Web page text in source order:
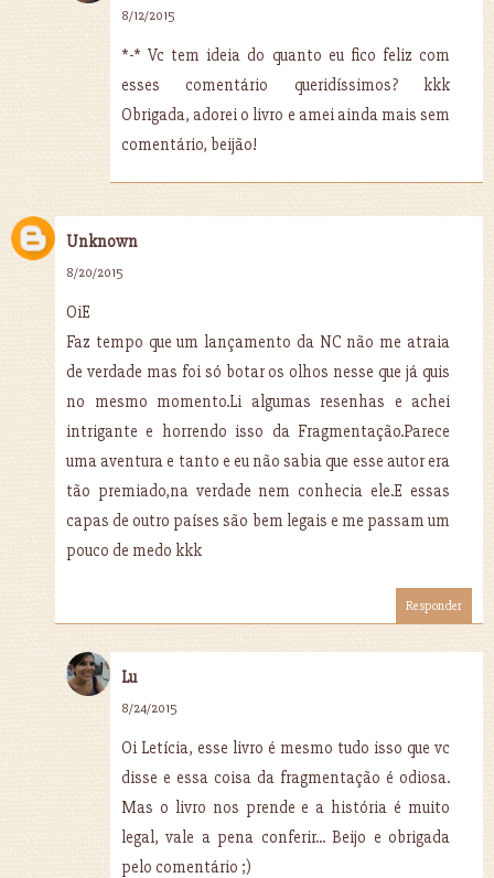
8/12/2015
*-* Vc tem ideia do quanto eu fico feliz com
esses comentário queridíssimos? kkk
Obrigada, adorei o livro e amei ainda mais sem
comentário, beijão!
Unknown
8/20/2015
OiE
Faz tempo que um lançamento da NC não me atraia
de verdade mas foi só botar os olhos nesse que já quis
no mesmo momento.Li algumas resenhas e achei
intrigante e horrendo isso da Fragmentação.Parece
uma aventura e tanto e eu não sabia que esse autor era
tão premiado,na verdade nem conhecia ele.E essas
capas de outro países são bem legais e me passam um
pouco de medo kkk
Responder
Lu
8/24/2015
Oi Letícia, esse livro é mesmo tudo isso que vc
disse e essa coisa da fragmentação é odiosa.
Mas o livro nos prende e a história é muito
legal, vale a pena conferir... Beijo e obrigada
pelo comentário ;)